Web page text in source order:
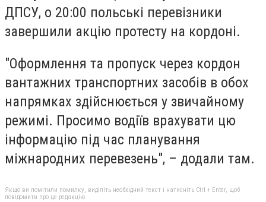
ДПСУ, о 20:00 польські перевізники
завершили акцію протесту на кордоні.
"Оформлення та пропуск через кордон
вантажних транспортних засобів в обох
напрямках здійснюється у звичайному
режимі. Просимо водіїв врахувати цю
інформацію під час планування
міжнародних перевезень", – додали там.
Якщо ви помітили помилку, виділіть необхідний текст і натисніть Ctrl + Enter, щоб
повідомити про це редакцію